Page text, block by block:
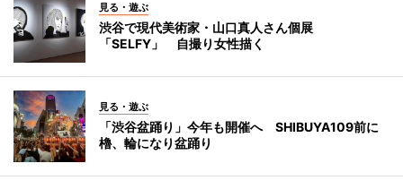
見る・遊ぶ
渋谷で現代美術家・山口真人さん個展
「SELFY」 自撮り女性描く
見る・遊ぶ
「渋谷盆踊り」今年も開催へ SHIBUYA109前に
櫓、輪になり盆踊り